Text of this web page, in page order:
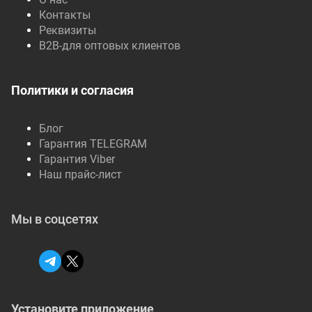
Контакты
Реквизиты
B2B-для оптовых клиентов
Политики и согласия
Блог
Гарантия TELEGRAM
Гарантия Viber
Наш прайс-лист
Установите приложение
Мы в соцсетях